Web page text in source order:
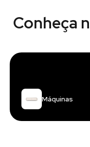
Conheça
Máquinas